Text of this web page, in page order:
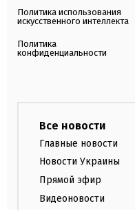
Политика использования
искусственного интеллекта
Политика
конфиденциальности
Все новости
Главные новости
Новости Украины
Прямой эфир
Видеоновости